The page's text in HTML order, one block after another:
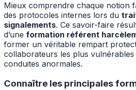
Mieux comprendre chaque notion
des protocoles internes lors du
signalements. Ce savoir-faire
d’une formation référent
former un véritable rempart
collaborateurs les plus vulnérables
conduites anormales.
Connaître les principales